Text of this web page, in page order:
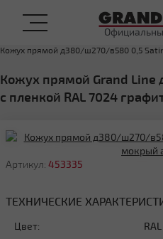
Кожух на трубу
Кожух прямой д380/ш270/в580 0,5
Кожух прямой Grand
с пленкой RAL 7024
Артикул: 453335
ТЕХНИЧЕСКИЕ
Цвет: